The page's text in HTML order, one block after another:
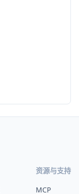
资源与支持
MCP